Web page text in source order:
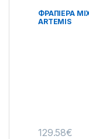
ΦΡΑΠΙΕΡΑ
ARTEMIS
129.58€